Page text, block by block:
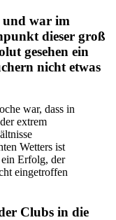
und war im
dieser groß
gesehen ein
nicht etwas
war, dass in
extrem
Wetters ist
ein Erfolg, der
eingetroffen
Clubs in die